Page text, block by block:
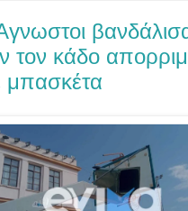
τον κάδο